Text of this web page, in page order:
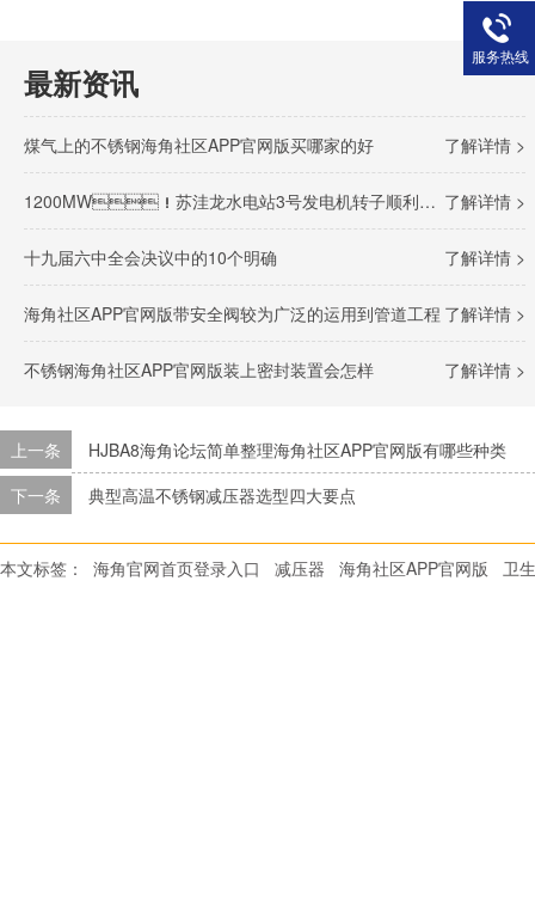
最新资讯
了解详情 >
煤气上的不锈钢海角社区APP官网版买哪家的好
了解详情 >
1200MW！苏洼龙水电站3号发电机转子顺利完成吊装
了解详情 >
十九届六中全会决议中的10个明确
了解详情 >
海角社区APP官网版带安全阀较为广泛的运用到管道工程
了解详情 >
不锈钢海角社区APP官网版装上密封装置会怎样
上一条
HJBA8海角论坛简单整理海角社区APP官网版有哪些种类
下一条
典型高温不锈钢减压器选型四大要点
本文标签： 海角官网首页登录入口 减压器 海角社区APP官网版 卫
服务热线